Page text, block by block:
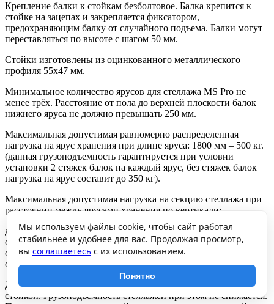
Крепление балки к стойкам безболтовое. Балка крепится к
стойке на зацепах и закрепляется фиксатором,
предохраняющим балку от случайного подъема. Балки могут
переставляться по высоте с шагом 50 мм.
Стойки изготовлены из оцинкованного металлического
профиля 55х47 мм.
Минимальное количество ярусов для стеллажа MS Pro не
менее трёх. Расстояние от пола до верхней плоскости балок
нижнего яруса не должно превышать 250 мм.
Максимальная допустимая равномерно распределенная
нагрузка на ярус хранения при длине яруса: 1800 мм – 500 кг.
(данная грузоподъемность гарантируется при условии
установки 2 стяжек балок на каждый ярус, без стяжек балок
нагрузка на ярус составит до 350 кг).
Максимальная допустимая нагрузка на секцию стеллажа при
расстоянии между ярусами хранения по вертикали:
до 750 мм – 2500 кг,
от 750 до 1000 мм – 1500 кг,
от 1000 до 1250 мм – 1050 кг,
от 1250 до 2000 мм – 500 кг.
Допускается собирать стеллажи в линию с общей средней
стойкой. Грузоподъемность стеллажей при этом не снижается.
Мы используем файлы cookie, чтобы сайт работал
стабильнее и удобнее для вас. Продолжая просмотр,
вы соглашаетесь с их использованием.
Понятно